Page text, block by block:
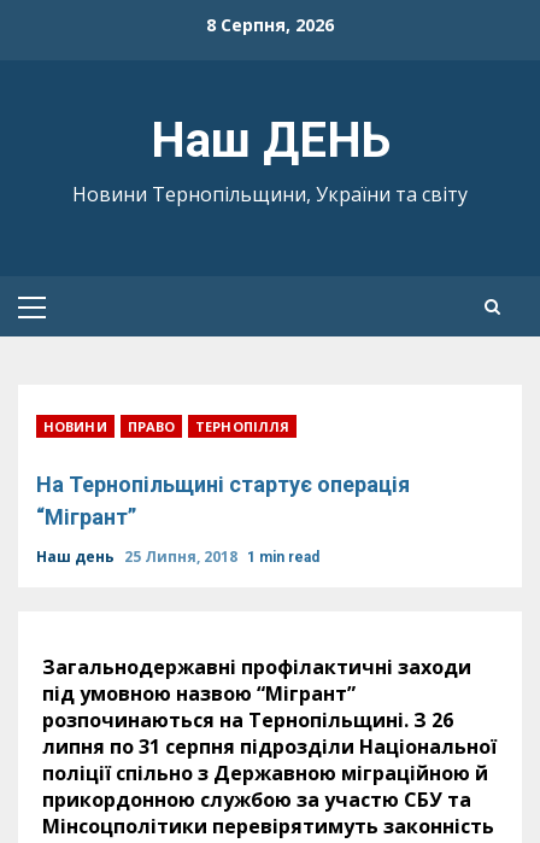
8 Серпня, 2026
Наш ДЕНЬ
Новини Тернопільщини, України та світу
Primary
НОВИНИ ПРАВО ТЕРНОПІЛЛЯ
На Тернопільщині стартує операція
“Мігрант”
Наш день 25 Липня, 2018 1 min read
Загальнодержавні профілактичні заходи
під умовною назвою “Мігрант”
розпочинаються на Тернопільщині. З 26
липня по 31 серпня підрозділи Національної
поліції спільно з Державною міграційною й
прикордонною службою за участю СБУ та
Мінсоцполітики перевірятимуть законність